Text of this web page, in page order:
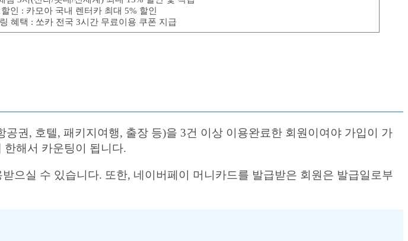
인 : 카모아 국내 렌터카 최대 5% 할인
혜택 : 쏘카 전국 3시간 무료이용 쿠폰 지급
권, 호텔, 패키지여행, 출장 등)을 3건 이상 이용완료한 회원이여야 가입이 가
한해서 카운팅이 됩니다.
으실 수 있습니다. 또한, 네이버페이 머니카드를 발급받은 회원은 발급일로부